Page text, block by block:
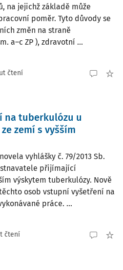
na jejichž základě může
poměr. Tyto důvody se
změn na straně
a–c ZP ), zdravotní ...
čtení
na tuberkulózu u
zemí s vyšším
vyhlášky č. 79/2013 Sb.
přijímající
výskytem tuberkulózy. Nově
osob vstupní vyšetření na
práce. ...
čtení